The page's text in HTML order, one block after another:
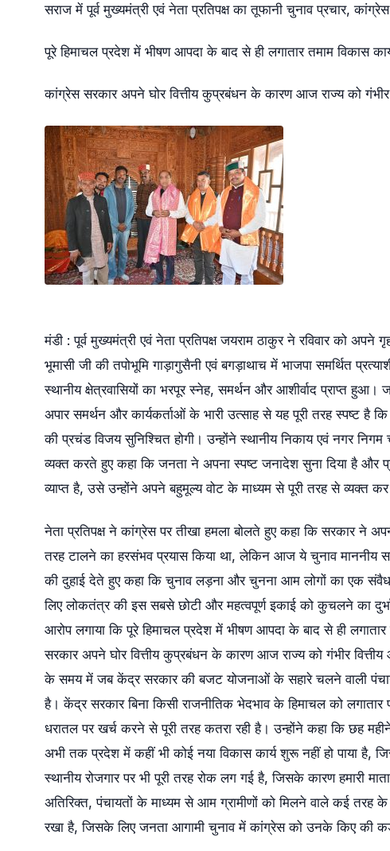
सराज में पूर्व मुख्यमंत्री एवं नेता प्रतिपक्ष का तूफानी चुनाव प्रचार,
पूरे हिमाचल प्रदेश में भीषण आपदा के बाद से ही लगातार तमाम विकास
कांग्रेस सरकार अपने घोर वित्तीय कुप्रबंधन के कारण आज राज्य को
मंडी : ​पूर्व मुख्यमंत्री एवं नेता प्रतिपक्ष जयराम ठाकुर ने रविवार को अपने
भूमासी जी की तपोभूमि गाड़ागुसैनी एवं बगड़ाथाच में भाजपा समर्थित
स्थानीय क्षेत्रवासियों का भरपूर स्नेह, समर्थन और आशीर्वाद प्राप्त
अपार समर्थन और कार्यकर्ताओं के भारी उत्साह से यह पूरी तरह स्पष्ट है कि
की प्रचंड विजय सुनिश्चित होगी। उन्होंने स्थानीय निकाय एवं नगर
व्यक्त करते हुए कहा कि जनता ने अपना स्पष्ट जनादेश सुना दिया है और
व्याप्त है, उसे उन्होंने अपने बहुमूल्य वोट के माध्यम से पूरी तरह से व्यक्त कर
नेता प्रतिपक्ष ने कांग्रेस पर तीखा हमला बोलते हुए कहा कि सरकार ने
तरह टालने का हरसंभव प्रयास किया था, लेकिन आज ये चुनाव माननीय
की दुहाई देते हुए कहा कि चुनाव लड़ना और चुनना आम लोगों का एक
लिए लोकतंत्र की इस सबसे छोटी और महत्वपूर्ण इकाई को कुचलने का
आरोप लगाया कि पूरे हिमाचल प्रदेश में भीषण आपदा के बाद से ही
सरकार अपने घोर वित्तीय कुप्रबंधन के कारण आज राज्य को गंभीर
के समय में जब केंद्र सरकार की बजट योजनाओं के सहारे चलने वाली
है। केंद्र सरकार बिना किसी राजनीतिक भेदभाव के हिमाचल को
धरातल पर खर्च करने से पूरी तरह कतरा रही है। उन्होंने कहा कि छह
अभी तक प्रदेश में कहीं भी कोई नया विकास कार्य शुरू नहीं हो पाया
स्थानीय रोजगार पर भी पूरी तरह रोक लग गई है, जिसके कारण हमारी
अतिरिक्त, पंचायतों के माध्यम से आम ग्रामीणों को मिलने वाले कई
रखा है, जिसके लिए जनता आगामी चुनाव में कांग्रेस को उनके किए की